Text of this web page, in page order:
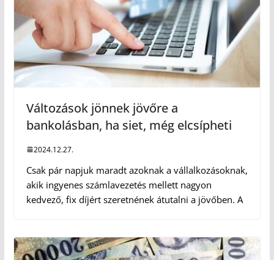
Változások jönnek jövőre a
bankolásban, ha siet, még elcsípheti
2024.12.27.
Csak pár napjuk maradt azoknak a vállalkozásoknak,
akik ingyenes számlavezetés mellett nagyon
kedvező, fix díjért szeretnének átutalni a jövőben. A